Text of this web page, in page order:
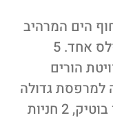
הים המרהיב
של עתלית, פנטהאוז יפיפה במפלס אחד. 5
הורים
למרפסת גדולה
הצופה לים, מרפסת נוספת, בניין בוטיק, 2 חניות